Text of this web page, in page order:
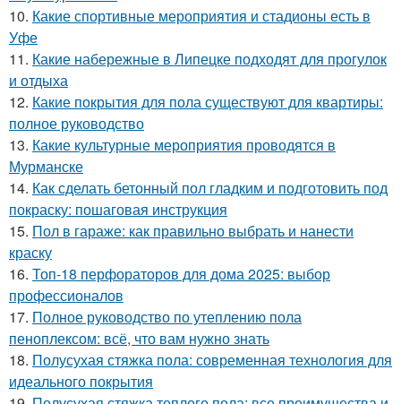
10. Какие спортивные мероприятия и стадионы есть в
Уфе
11. Какие набережные в Липецке подходят для прогулок
и отдыха
12. Какие покрытия для пола существуют для квартиры:
полное руководство
13. Какие культурные мероприятия проводятся в
Мурманске
14. Как сделать бетонный пол гладким и подготовить под
покраску: пошаговая инструкция
15. Пол в гараже: как правильно выбрать и нанести
краску
16. Топ-18 перфораторов для дома 2025: выбор
профессионалов
17. Полное руководство по утеплению пола
пеноплексом: всё, что вам нужно знать
18. Полусухая стяжка пола: современная технология для
идеального покрытия